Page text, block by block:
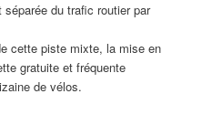
du trafic routier par
cette piste mixte, la mise en
gratuite et fréquente
de vélos.